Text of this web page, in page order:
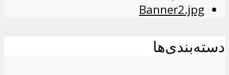
دسته‌بندی‌ها